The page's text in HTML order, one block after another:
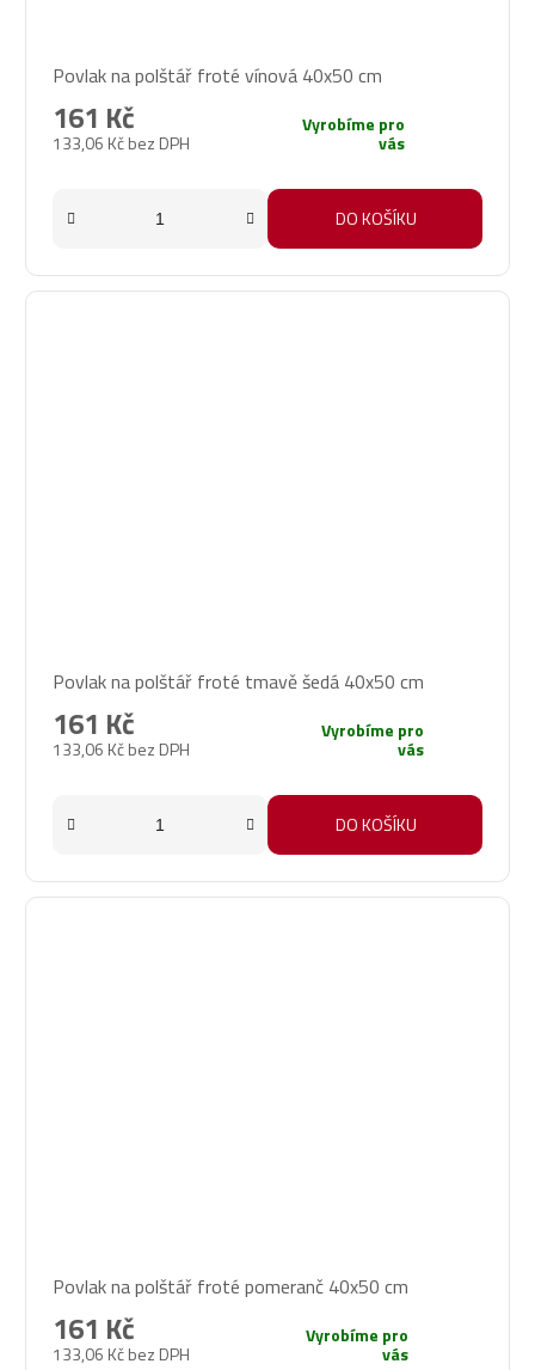
Povlak na polštář froté vínová 40x50 cm
133,06 Kč bez DPH
161 Kč Vyrobíme pro
vás
DO KOŠÍKU
Povlak na polštář froté tmavě šedá 40x50 cm
133,06 Kč bez DPH
161 Kč Vyrobíme pro
vás
DO KOŠÍKU
Povlak na polštář froté pomeranč 40x50 cm
133,06 Kč bez DPH
161 Kč Vyrobíme pro
vás